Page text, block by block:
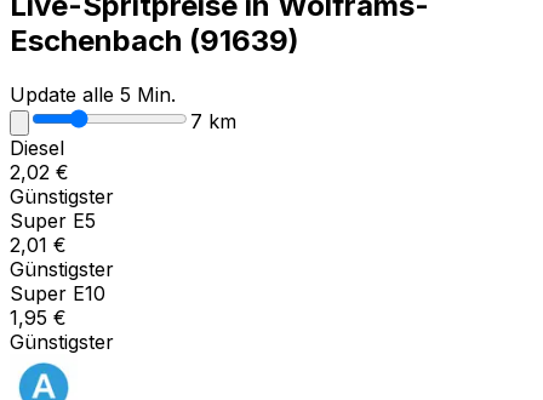
Eschenbach (91639)
Update alle 5 Min.
7 km
Diesel
2,02 €
Günstigster
Super E5
2,01 €
Günstigster
Super E10
1,95 €
Günstigster